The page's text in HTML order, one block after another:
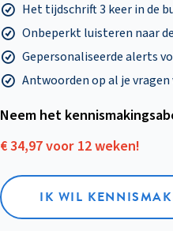
Het tijdschrift 3 keer in de
Onbeperkt luisteren naar
Gepersonaliseerde alerts
Antwoorden op al je vragen
Neem het
€ 34,97 voor 12 weken!
IK WIL